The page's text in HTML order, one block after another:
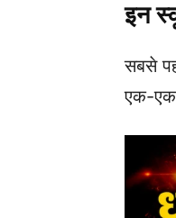
इन
सबसे
एक-एक